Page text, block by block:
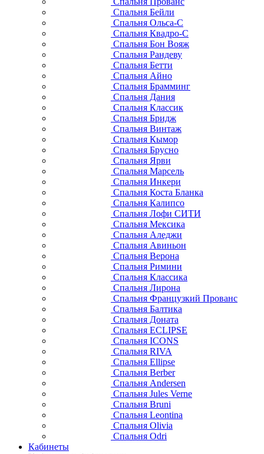
Спальня Бейли
Спальня Ольса-С
Спальня Квадро-С
Спальня Бон Вояж
Спальня Рандеву
Спальня Бетти
Спальня Айно
Спальня Брамминг
Спальня Дания
Спальня Классик
Спальня Бридж
Спальня Винтаж
Спальня Кымор
Спальня Брусно
Спальня Ярви
Спальня Марсель
Спальня Инкери
Спальня Коста Бланка
Спальня Калипсо
Спальня Лофи СИТИ
Спальня Мексика
Спальня Аледжи
Спальня Авиньон
Спальня Верона
Спальня Римини
Спальня Классика
Спальня Лирона
Спальня Французкий Прованс
Спальня Балтика
Спальня Доната
Спальня ECLIPSE
Спальня ICONS
Спальня RIVA
Спальня Ellipse
Спальня Berber
Спальня Andersen
Спальня Jules Verne
Спальня Bruni
Спальня Leontina
Спальня Olivia
Спальня Odri
Кабинеты